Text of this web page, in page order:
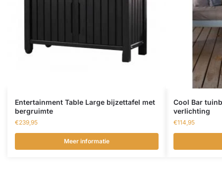
Entertainment Table Large bijzettafel met
bergruimte
€239,95
Meer informatie
Cool Bar
verlichting
€114,95